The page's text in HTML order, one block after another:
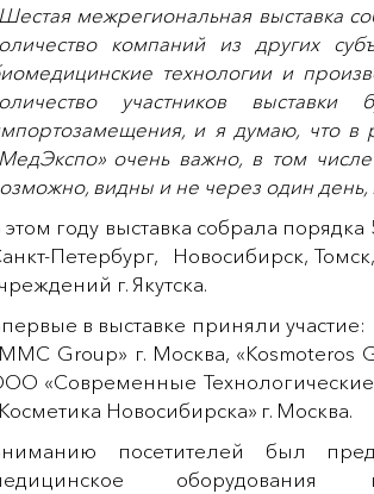
межрегиональная выставка
компаний из других
технологии и
участников
и я думаю, что в
очень важно, в том
видны и не через один день,
этом году выставка собрала
Петербург, Новосибирск,
г. Якутска.
в выставке приняли
Group» г. Москва,
«Современные
Новосибирска» г. Москва.
посетителей был
оборудования